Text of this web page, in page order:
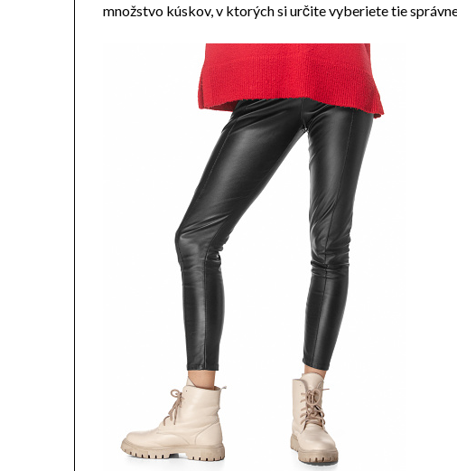
množstvo kúskov, v ktorých si určite vyberiete tie